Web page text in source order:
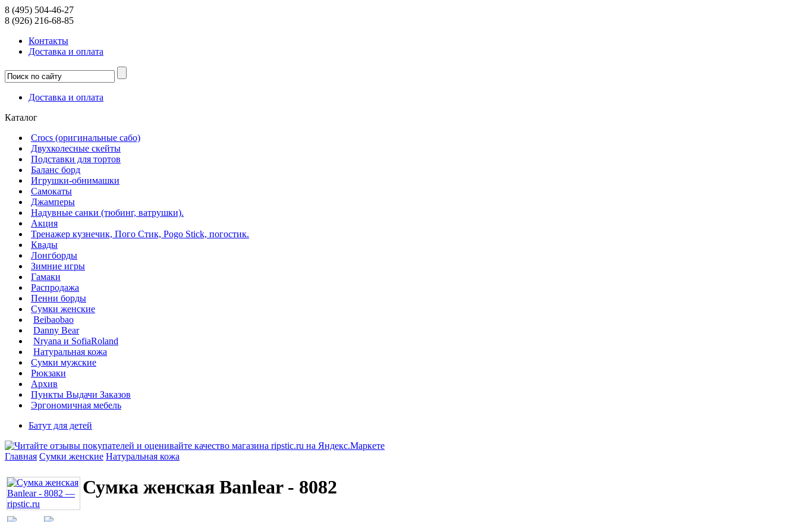
8 (495) 504-46-27
8 (926) 216-68-85
Контакты
Доcтавка и оплата
Доcтавка и оплата
Каталог
Crocs (оригинальные сабо)
Двухколесные скейты
Подставки для тортов
Баланс борд
Игрушки-обнимашки
Самокаты
Джамперы
Надувные санки (тюбинг, ватрушки).
Акция
Тренажер кузнечик, Пого Стик, Pogo Stick, погостик.
Квады
Лонгборды
Зимние игры
Гамаки
Распродажа
Пенни борды
Сумки женские
Beibaobao
Danny Bear
Nryana и SofiaRoland
Натуральная кожа
Сумки мужские
Рюкзаки
Архив
Пункты Выдачи Заказов
Эргономичная мебель
Батут для детей
Главная Сумки женские Натуральная кожа
Сумка женская Banlear - 8082